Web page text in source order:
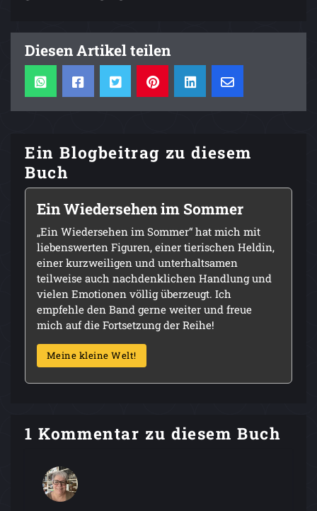
Diesen Artikel teilen
Ein Blogbeitrag zu diesem
Buch
Ein Wiedersehen im Sommer
„Ein Wiedersehen im Sommer“ hat mich mit
liebenswerten Figuren, einer tierischen Heldin,
einer kurzweiligen und unterhaltsamen
teilweise auch nachdenklichen Handlung und
vielen Emotionen völlig überzeugt. Ich
empfehle den Band gerne weiter und freue
mich auf die Fortsetzung der Reihe!
Meine kleine Welt!
1 Kommentar zu diesem Buch